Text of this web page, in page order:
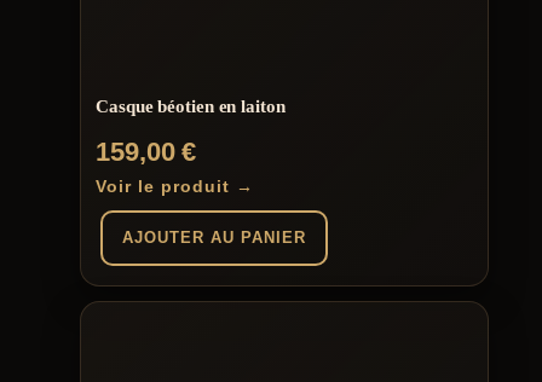
Casque béotien en laiton
159,00€
Voir le produit →
AJOUTER AU PANIER